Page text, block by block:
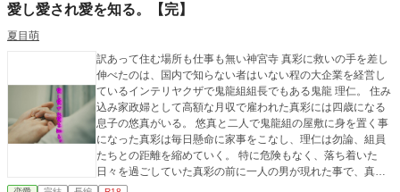
愛し愛され愛を知る。【完】
夏目萌
訳あって住む場所も仕事も無い神宮寺 真彩に救いの手を差し
伸べたのは、国内で知らない者はいない程の大企業を経営し
ているインテリヤクザで鬼龍組組長でもある鬼龍 理仁。 住み
込み家政婦として高額な月収で雇われた真彩には四歳になる
息子の悠真がいる。 悠真と二人で鬼龍組の屋敷に身を置く事
になった真彩は毎日懸命に家事をこなし、理仁は勿論、組員
たちとの距離を縮めていく。 特に危険もなく、落ち着いた
日々を過ごしていた真彩の前に一人の男が現れた事で、真彩
は勿論、理仁の生活も一変する。 そして、その男の存在があ